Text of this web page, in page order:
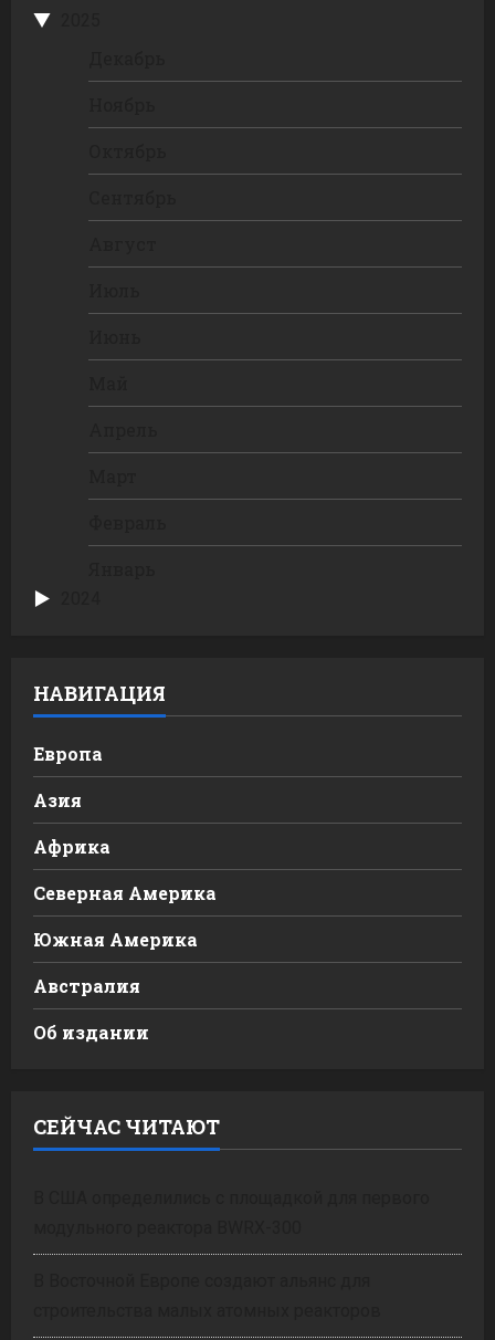
НАВИГАЦИЯ
Европа
Азия
Африка
Северная Америка
Южная Америка
Австралия
Об издании
СЕЙЧАС ЧИТАЮТ